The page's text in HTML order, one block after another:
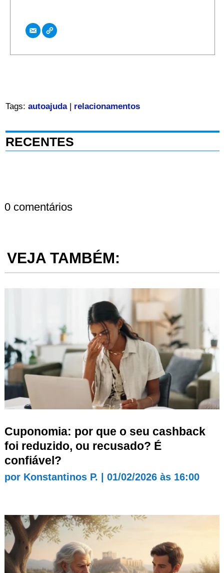
Tags: autoajuda| relacionamentos
RECENTES
0 comentários
VEJA TAMBÉM:
Cuponomia: por que o seu cashback
foi reduzido, ou recusado? É
confiável?
por Konstantinos P. 01/02/2026 às 16:00